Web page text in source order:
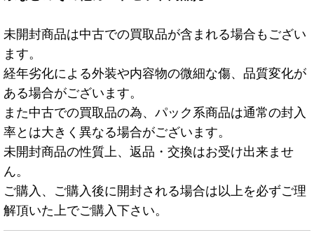
未開封商品は中古での買取品が含まれる場合もござい
ます。
経年劣化による外装や内容物の微細な傷、品質変化が
ある場合がございます。
また中古での買取品の為、パック系商品は通常の封入
率とは大きく異なる場合がございます。
未開封商品の性質上、返品・交換はお受け出来ませ
ん。
ご購入、ご購入後に開封される場合は以上を必ずご理
解頂いた上でご購入下さい。